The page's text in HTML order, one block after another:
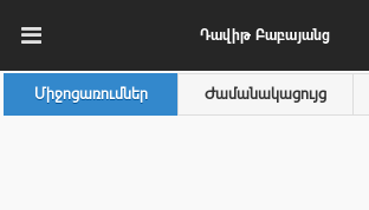
Դավիթ Բաբայանց
Միջոցառումներ Ժամանակացույց